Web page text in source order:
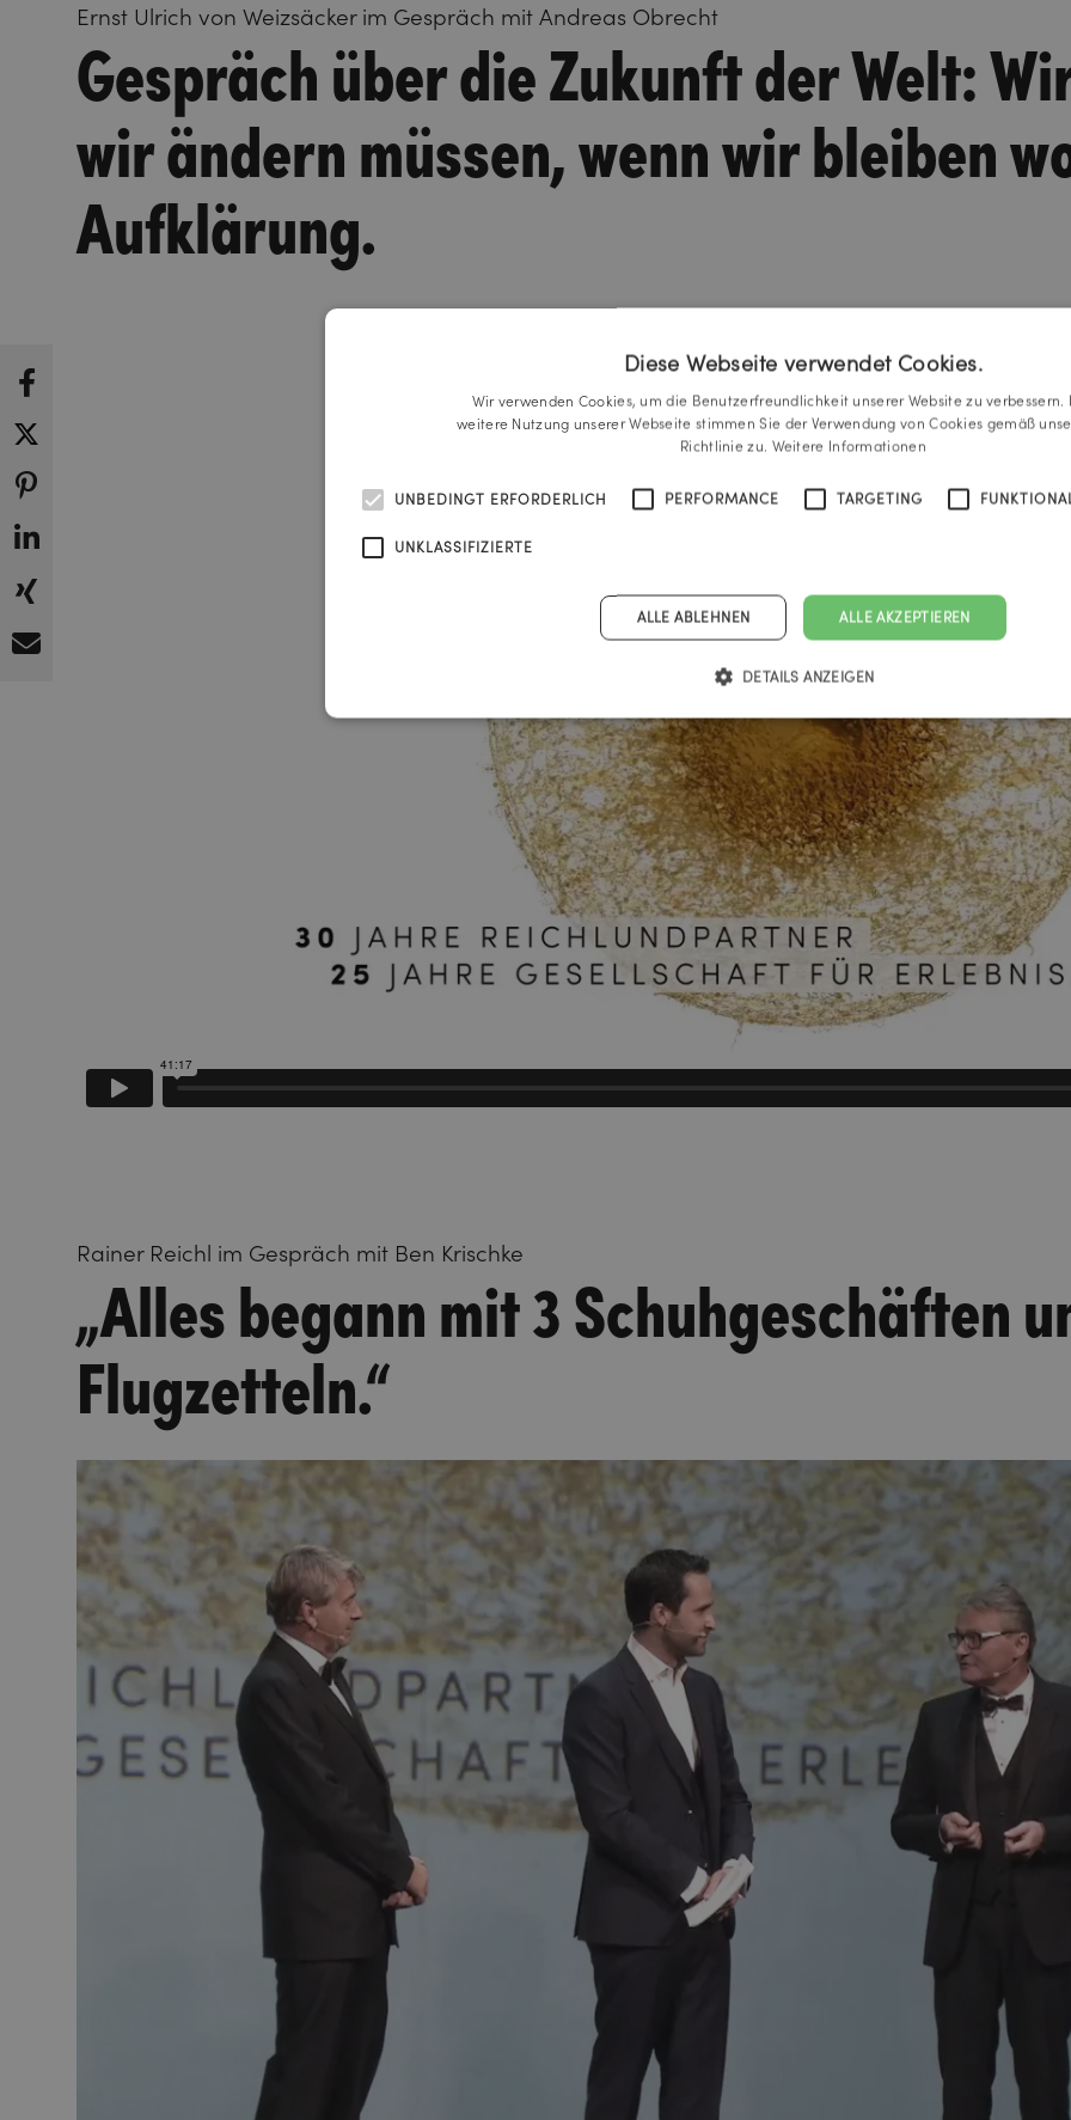
Ernst Ulrich von Weizsäcker im Gespräch mit Andreas Obrecht
Gespräch über die Zukunft der Welt:
wir ändern müssen, wenn wir bleiben
Aufklärung.
Rainer Reichl im Gespräch mit Ben Krischke
„Alles begann mit 3 Schuhgeschäften
Flugzetteln.“
Diese Webseite verwendet Cookies.
Wir verwenden Cookies, um die Benutzerfreundlichkeit unserer Website zu verbessern.
weitere Nutzung unserer Webseite stimmen Sie der Verwendung von Cookies gemäß
Richtlinie zu. Weitere Informationen
UNBEDINGT ERFORDERLICH PERFORMANCE TARGETING
UNKLASSIFIZIERTE
ALLE AKZEPTIEREN
ALLE ABLEHNEN
DETAILS ANZEIGEN